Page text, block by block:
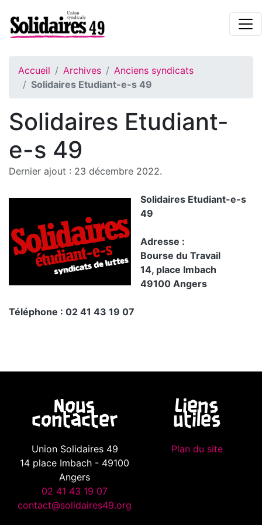
Accueil Archives
Anciens syndicats
Solidaires Etudiant-e-s 49
Solidaires Etudiant-
e-s 49
Dernier ajout : 23 décembre 2022.
Solidaires Etudiant-e-s
49
Adresse :
Bourse du Travail
14, place Imbach
49100 Angers
Téléphone : 02 41 43 19 07
Nous
contacter
Union Solidaires 49
14 place Imbach - 49100
Angers
02 41 43 19 07
contact@solidaires49.org
Liens
utiles
Plan du site